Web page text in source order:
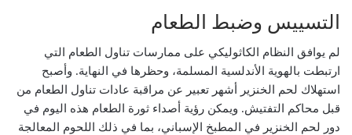
التسييس وضبط الطعام
لم يوافق النظام الكاثوليكي على ممارسات تناول الطعام التي
ارتبطت بالهوية الأندلسية المسلمة، وحظرها في النهاية. وأصبح
استهلاك لحم الخنزير أشهر تعبير عن مراقبة عادات تناول الطعام من
قبل محاكم التفتيش. ويمكن رؤية أصداء ثورة الطعام هذه اليوم في
دور لحم الخنزير في المطبخ الإسباني، بما في ذلك اللحوم المعالجة